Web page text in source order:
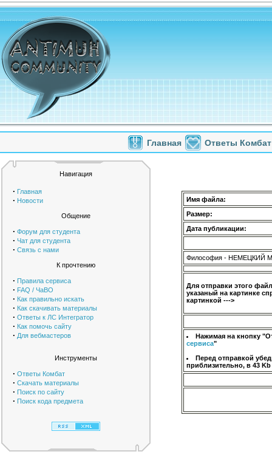
Главная Ответы Комбат
Навигация
· Главная
· Новости
Общение
· Форум для студента
· Чат для студента
· Связь с нами
К прочтению
· Правила сервиса
· FAQ / ЧаВО
· Как правильно искать
· Как скачивать материалы
· Ответы к ЛС Интегратор
· Как помочь сайту
· Для вебмастеров
Инструменты
· Ответы Комбат
· Скачать материалы
· Поиск по сайту
· Поиск кода предмета
Имя файла:
Размер:
Дата публикации:
Философия - НЕМЕЦКИЙ
Для отправки этого
указаный на картинке
картинкой --->
Нажимая на кнопку
сервиса"
Перед отправкой
приблизительно, в 43 Kb